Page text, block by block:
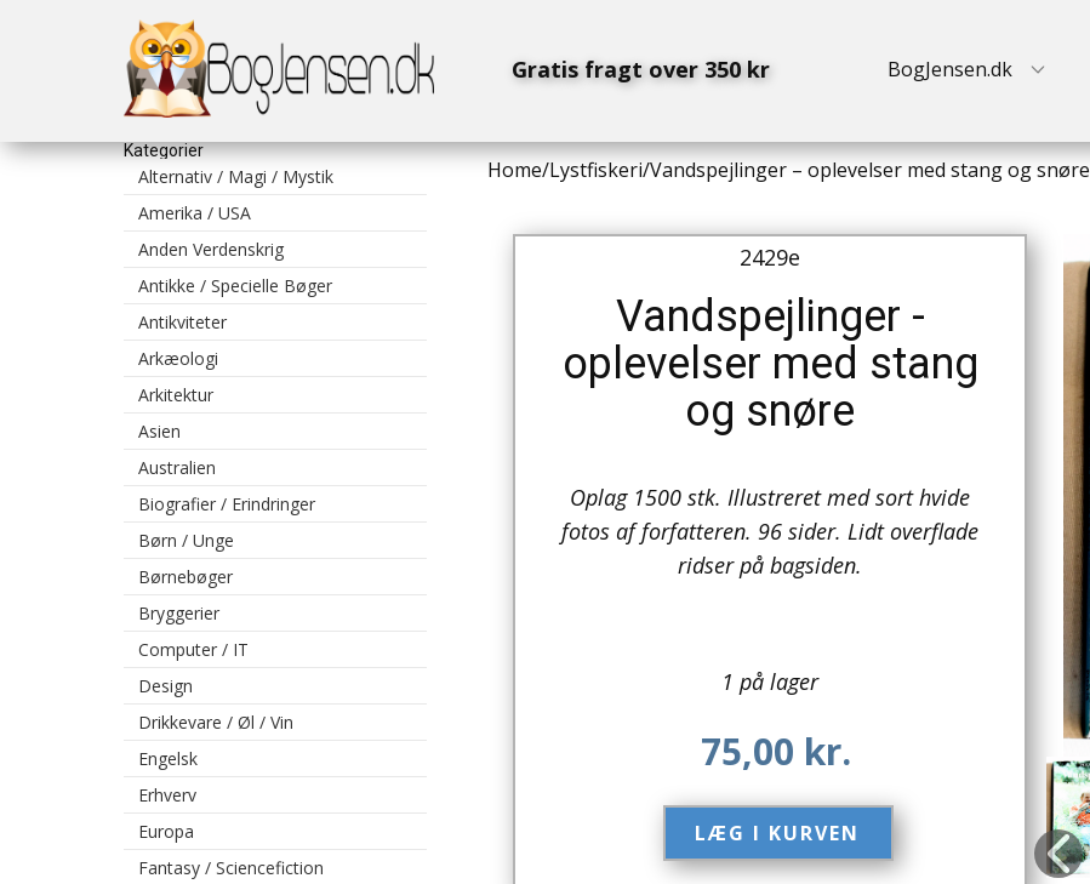
BogJensen.dk
Gratis fragt over 350 kr
Kategorier
Alternativ / Magi / Mystik
Amerika / USA
Anden Verdenskrig
Antikke / Specielle Bøger
Antikviteter
Arkæologi
Arkitektur
Asien
Australien
Biografier / Erindringer
Børn / Unge
Børnebøger
Bryggerier
Computer / IT
Design
Drikkevare / Øl / Vin
Engelsk
Erhverv
Europa
Fantasy / Sciencefiction
Home/Lystfiskeri/Vandspejlinger – oplevelser med stang og snøre
2429e
Vandspejlinger -
oplevelser med stang
og snøre
Oplag 1500 stk. Illustreret med sort hvide
fotos af forfatteren. 96 sider. Lidt overflade
ridser på bagsiden.
1 på lager
75,00 kr.
LÆG I KURVEN​